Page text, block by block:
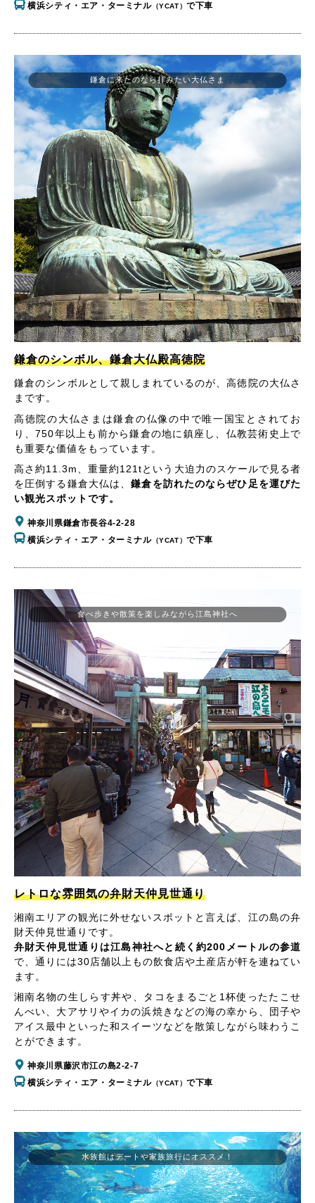
横浜シティ・エア・ターミナル（YCAT）で下車
鎌倉のシンボル、鎌倉大仏殿高徳院
鎌倉のシンボルとして親しまれているのが、高徳院の大仏さ
まです。
高徳院の大仏さまは鎌倉の仏像の中で唯一国宝とされてお
り、750年以上も前から鎌倉の地に鎮座し、仏教芸術史上で
も重要な価値をもっています。
高さ約11.3m、重量約121tという大迫力のスケールで見る者
を圧倒する鎌倉大仏は、鎌倉を訪れたのならぜひ足を運びた
い観光スポットです。
神奈川県鎌倉市長谷4-2-28
横浜シティ・エア・ターミナル（YCAT）で下車
鎌倉に来たのなら拝みたい大仏さま
食べ歩きや散策を楽しみながら江島神社へ
レトロな雰囲気の弁財天仲見世通り
湘南エリアの観光に外せないスポットと言えば、江の島の弁
財天仲見世通りです。
弁財天仲見世通りは江島神社へと続く約200メートルの参道
で、通りには30店舗以上もの飲食店や土産店が軒を連ねてい
ます。
湘南名物の生しらす丼や、タコをまるごと1杯使ったたこせ
んべい、大アサリやイカの浜焼きなどの海の幸から、団子や
アイス最中といった和スイーツなどを散策しながら味わうこ
とができます。
神奈川県藤沢市江の島2-2-7
横浜シティ・エア・ターミナル（YCAT）で下車
水族館はデートや家族旅行にオススメ！